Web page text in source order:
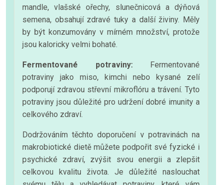
mandle, vlašské ořechy, slunečnicová a dýňová
semena, obsahují zdravé tuky a další živiny. Měly
by být konzumovány v mírném množství, protože
jsou kaloricky velmi bohaté.
Fermentované potraviny: Fermentované
potraviny jako miso, kimchi nebo kysané zelí
podporují zdravou střevní mikroflóru a trávení. Tyto
potraviny jsou důležité pro udržení dobré imunity a
celkového zdraví.
Dodržováním těchto doporučení v potravinách na
makrobiotické dietě můžete podpořit své fyzické i
psychické zdraví, zvýšit svou energii a zlepšit
celkovou kvalitu života. Je důležité naslouchat